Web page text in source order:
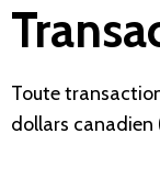
Toute
dollars canadien